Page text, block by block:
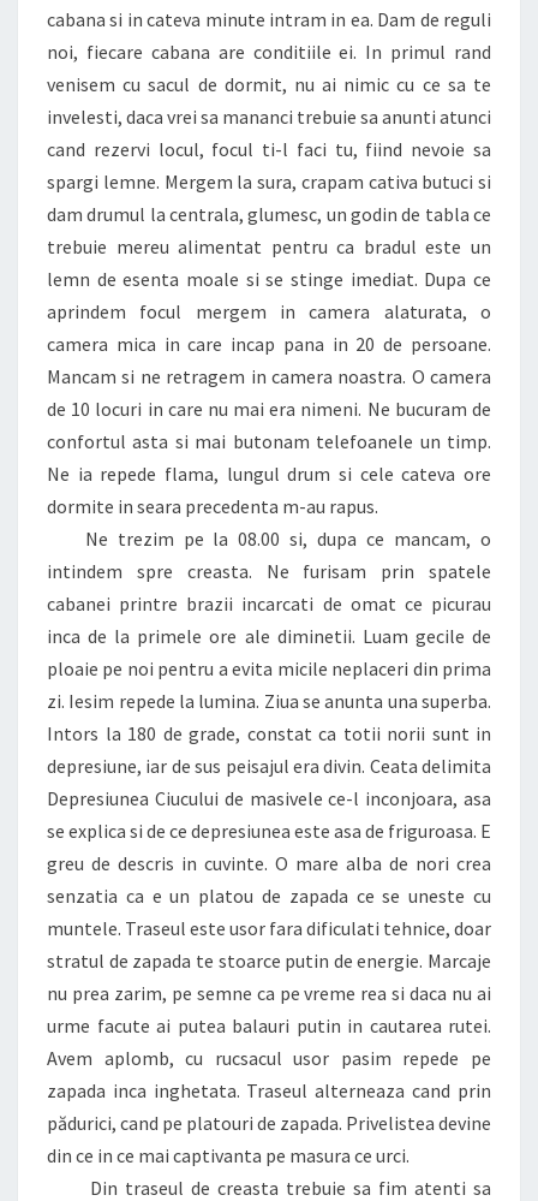
cabana si in cateva minute intram in ea. Dam de reguli
noi, fiecare cabana are conditiile ei. In primul rand
venisem cu sacul de dormit, nu ai nimic cu ce sa te
invelesti, daca vrei sa mananci trebuie sa anunti atunci
cand rezervi locul, focul ti-l faci tu, fiind nevoie sa
spargi lemne. Mergem la sura, crapam cativa butuci si
dam drumul la centrala, glumesc, un godin de tabla ce
trebuie mereu alimentat pentru ca bradul este un
lemn de esenta moale si se stinge imediat. Dupa ce
aprindem focul mergem in camera alaturata, o
camera mica in care incap pana in 20 de persoane.
Mancam si ne retragem in camera noastra. O camera
de 10 locuri in care nu mai era nimeni. Ne bucuram de
confortul asta si mai butonam telefoanele un timp.
Ne ia repede flama, lungul drum si cele cateva ore
dormite in seara precedenta m-au rapus.
Ne trezim pe la 08.00 si, dupa ce mancam, o
intindem spre creasta. Ne furisam prin spatele
cabanei printre brazii incarcati de omat ce picurau
inca de la primele ore ale diminetii. Luam gecile de
ploaie pe noi pentru a evita micile neplaceri din prima
zi. Iesim repede la lumina. Ziua se anunta una superba.
Intors la 180 de grade, constat ca totii norii sunt in
depresiune, iar de sus peisajul era divin. Ceata delimita
Depresiunea Ciucului de masivele ce-l inconjoara, asa
se explica si de ce depresiunea este asa de friguroasa. E
greu de descris in cuvinte. O mare alba de nori crea
senzatia ca e un platou de zapada ce se uneste cu
muntele. Traseul este usor fara dificulati tehnice, doar
stratul de zapada te stoarce putin de energie. Marcaje
nu prea zarim, pe semne ca pe vreme rea si daca nu ai
urme facute ai putea balauri putin in cautarea rutei.
Avem aplomb, cu rucsacul usor pasim repede pe
zapada inca inghetata. Traseul alterneaza cand prin
pădurici, cand pe platouri de zapada. Privelistea devine
din ce in ce mai captivanta pe masura ce urci.
Din traseul de creasta trebuie sa fim atenti sa